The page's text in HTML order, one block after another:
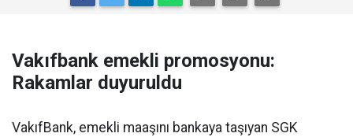
Vakıfbank emekli promosyonu:
Rakamlar duyuruldu
VakıfBank, emekli maaşını bankaya taşıyan SGK